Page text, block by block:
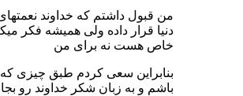
من قبول داشتم که خداوند
دنیا قرار داده ولی همیشه فکر
خاص هست نه برای من
بنابراین سعی کردم طبق چیزی که
باشم و به زبان شکر خداوند رو بجا